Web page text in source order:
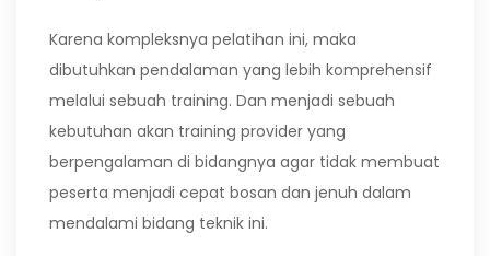
Karena kompleksnya pelatihan ini, maka
dibutuhkan pendalaman yang lebih komprehensif
melalui sebuah training. Dan menjadi sebuah
kebutuhan akan training provider yang
berpengalaman di bidangnya agar tidak membuat
peserta menjadi cepat bosan dan jenuh dalam
mendalami bidang teknik ini.